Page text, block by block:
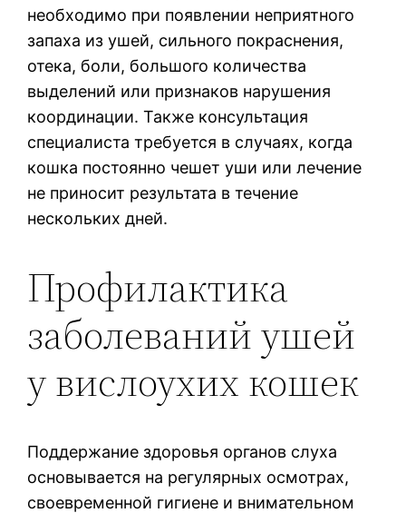
необходимо при появлении неприятного
запаха из ушей, сильного покраснения,
отека, боли, большого количества
выделений или признаков нарушения
координации. Также консультация
специалиста требуется в случаях, когда
кошка постоянно чешет уши или лечение
не приносит результата в течение
нескольких дней.
Профилактика
заболеваний ушей
у вислоухих кошек
Поддержание здоровья органов слуха
основывается на регулярных осмотрах,
своевременной гигиене и внимательном